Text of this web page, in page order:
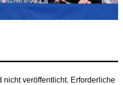
nicht veröffentlicht. Erforderliche